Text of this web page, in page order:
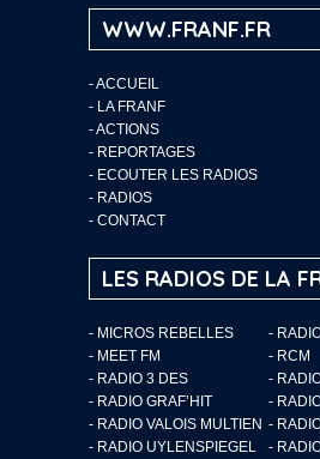
WWW.FRANF.FR
-ACCUEIL
- LA FRANF
-ACTIONS
- REPORTAGES
- ECOUTER LES RADIOS
- RADIOS
- CONTACT
LES RADIOS DE LA
- MICROS REBELLES
-
- MEET FM
- RCM
- RADIO 3 DES
-
- RADIO GRAF’HIT
-
- RADIO VALOIS MULTIEN -
- RADIO UYLENSPIEGEL
-